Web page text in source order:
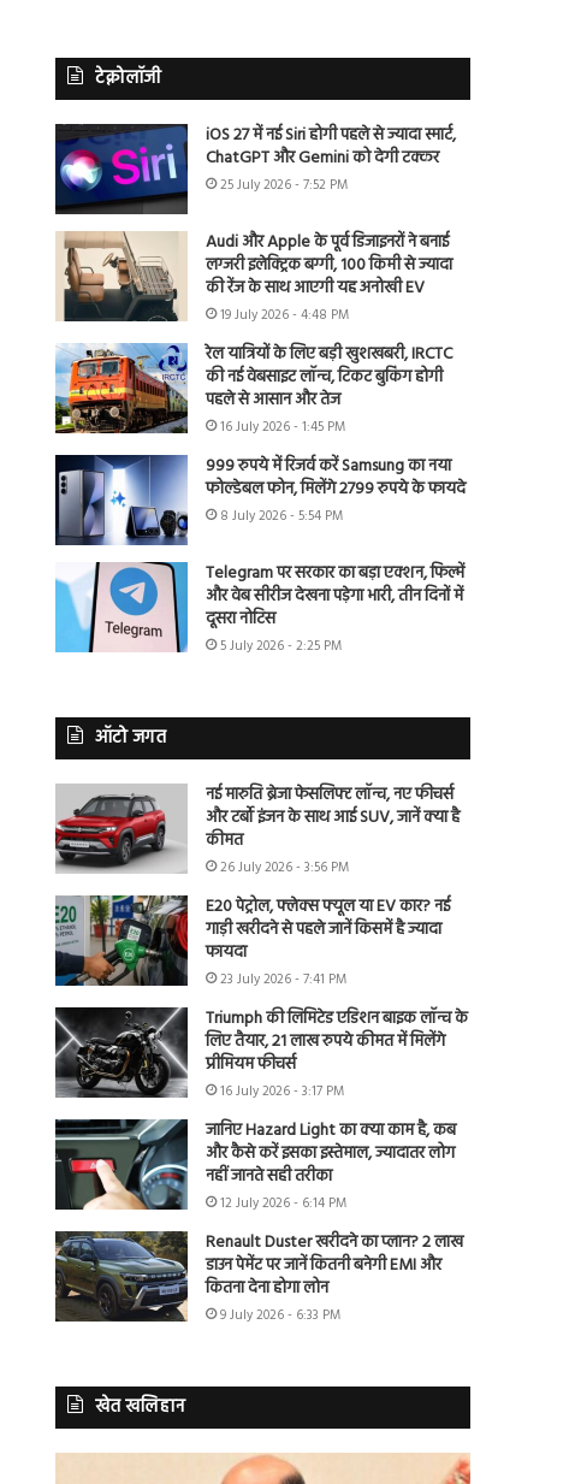
टेक्नोलॉजी
iOS 27 में नई Siri होगी पहले से ज्यादा स्मार्ट,
ChatGPT और Gemini को देगी टक्कर
25 July 2026 - 7:52 PM
Audi और Apple के पूर्व डिजाइनरों ने बनाई
लग्जरी इलेक्ट्रिक बग्गी, 100 किमी से ज्यादा
की रेंज के साथ आएगी यह अनोखी EV
19 July 2026 - 4:48 PM
रेल यात्रियों के लिए बड़ी खुशखबरी, IRCTC
की नई वेबसाइट लॉन्च, टिकट बुकिंग होगी
पहले से आसान और तेज
16 July 2026 - 1:45 PM
999 रुपये में रिजर्व करें Samsung का नया
फोल्डेबल फोन, मिलेंगे 2799 रुपये के फायदे
8 July 2026 - 5:54 PM
Telegram पर सरकार का बड़ा एक्शन, फिल्में
और वेब सीरीज देखना पड़ेगा भारी, तीन दिनों में
दूसरा नोटिस
5 July 2026 - 2:25 PM
ऑटो जगत
नई मारुति ब्रेजा फेसलिफ्ट लॉन्च, नए फीचर्स
और टर्बो इंजन के साथ आई SUV, जानें क्या है
कीमत
26 July 2026 - 3:56 PM
E20 पेट्रोल, फ्लेक्स फ्यूल या EV कार? नई
गाड़ी खरीदने से पहले जानें किसमें है ज्यादा
फायदा
23 July 2026 - 7:41 PM
Triumph की लिमिटेड एडिशन बाइक लॉन्च के
लिए तैयार, 21 लाख रुपये कीमत में मिलेंगे
प्रीमियम फीचर्स
16 July 2026 - 3:17 PM
जानिए Hazard Light का क्या काम है, कब
और कैसे करें इसका इस्तेमाल, ज्यादातर लोग
नहीं जानते सही तरीका
12 July 2026 - 6:14 PM
Renault Duster खरीदने का प्लान? 2 लाख
डाउन पेमेंट पर जानें कितनी बनेगी EMI और
कितना देना होगा लोन
9 July 2026 - 6:33 PM
खेत खलिहान